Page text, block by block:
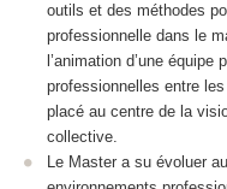
outils et des méthodes
professionnelle dans le
l’animation d’une
professionnelles entre
placé au centre de la
collective.
Le Master a su évoluer